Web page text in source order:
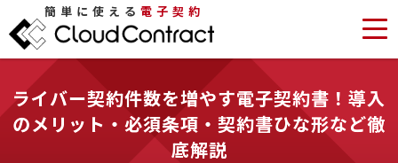
簡単に使える 電子契約
ライバー契約件数を増やす電子契約書！導入
のメリット・必須条項・契約書ひな形など徹
底解説